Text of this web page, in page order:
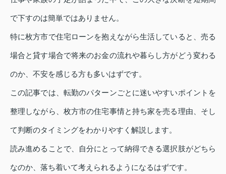
で下すのは簡単ではありません。
特に枚方市で住宅ローンを抱えながら生活していると、売る
場合と貸す場合で将来のお金の流れや暮らし方がどう変わる
のか、不安を感じる方も多いはずです。
この記事では、転勤のパターンごとに迷いやすいポイントを
整理しながら、枚方市の住宅事情と持ち家を売る理由、そし
て判断のタイミングをわかりやすく解説します。
読み進めることで、自分にとって納得できる選択肢がどちら
なのか、落ち着いて考えられるようになるはずです。